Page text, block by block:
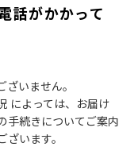
話がかかって
いません。
によっては、お届け
手続きについてご案内
います。